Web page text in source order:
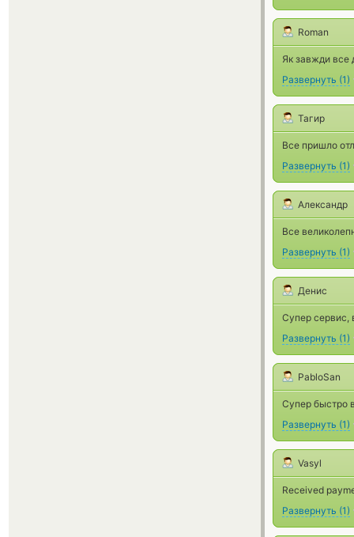
Roman
Як завжди все
Развернуть (1)
Тагир
Все пришло
Развернуть (1)
Александр
Все
Развернуть (1)
Денис
Супер сервис,
Развернуть (1)
PabloSan
Супер быстро
Развернуть (1)
Vasyl
Received
Развернуть (1)